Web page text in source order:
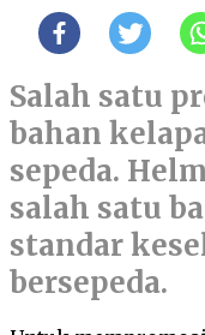
Salah satu
bahan
sepeda.
salah satu
standar
bersepeda.